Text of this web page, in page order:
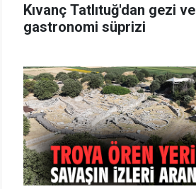
Kıvanç Tatlıtuğ'dan gezi ve
gastronomi süprizi